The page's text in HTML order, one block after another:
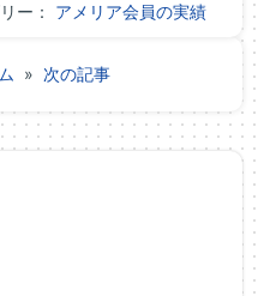
ー： アメリア会員の実績
» 次の記事